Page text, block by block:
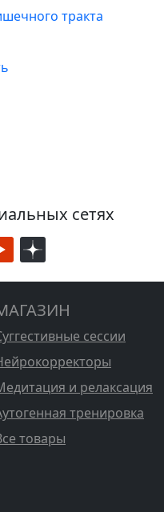
тракта
сетях
сессии
и релаксация
тренировка
товары